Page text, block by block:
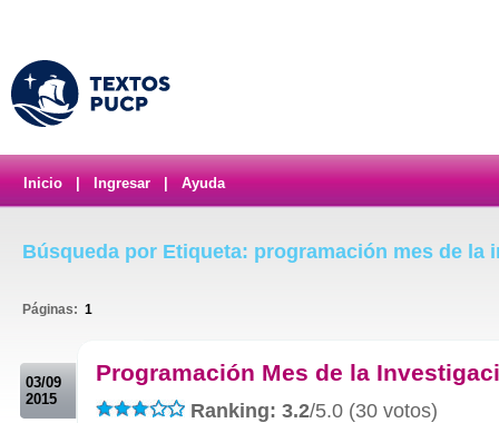
Inicio Ingresar Ayuda
Búsqueda por Etiqueta: programación mes de la
Páginas: 1
03/09
2015
Programación Mes de la
Ranking: 3.2/5.0 (30 votos)